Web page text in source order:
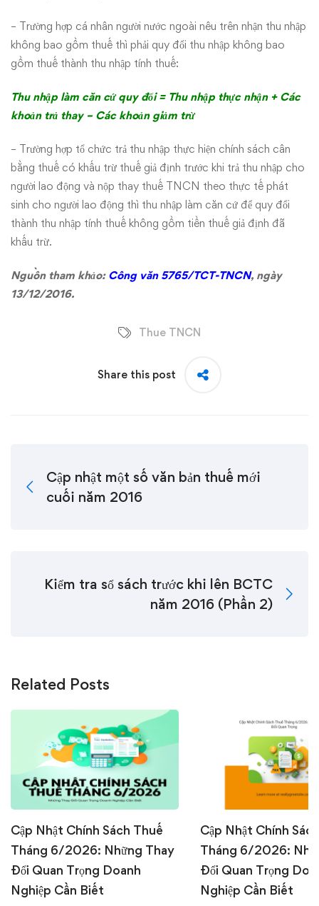
thuế
TNCN
thế
nào?
– Trường hợp cá nhân người nước ngoài nêu trên nhận thu nhập
không bao gồm thuế thì phải quy đổi thu nhập không bao
gồm thuế thành thu nhập tính thuế:
Thu nhập làm căn cứ quy đổi = Thu nhập thực nhận + Các
khoản trả thay – Các khoản giảm trừ
– Trường hợp tổ chức trả thu nhập thực hiện chính sách cân
bằng thuế có khấu trừ thuế giả định trước khi trả thu nhập cho
người lao động và nộp thay thuế TNCN theo thực tế phát
sinh cho người lao động thì thu nhập làm căn cứ để quy đổi
thành thu nhập tính thuế không gồm tiền thuế giả định đã
khấu trừ.
Nguồn tham khảo: Công văn 5765/TCT-TNCN, ngày
13/12/2016.
Thue TNCN
Share this post
Cập nhật một số văn bản thuế mới
cuối năm 2016
Kiểm tra sổ sách trước khi lên BCTC
năm 2016 (Phần 2)
Related Posts
Cập Nhật Chính Sách Thuế
Tháng 6/2026: Những Thay
Đổi Quan Trọng Doanh
Nghiệp Cần Biết
Cập Nhật Chính
Tháng 6/2026:
Đổi Quan Trọng
Nghiệp Cần Biết